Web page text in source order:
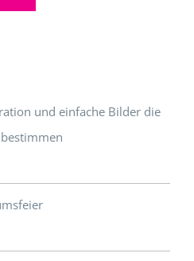
und einfache Bilder die